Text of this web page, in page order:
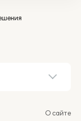
О сайте